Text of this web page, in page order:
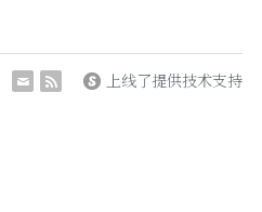
上线了提供技术支持